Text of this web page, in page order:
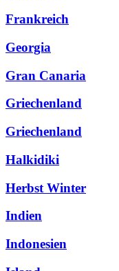
Frankreich
Georgia
Gran Canaria
Griechenland
Griechenland
Halkidiki
Herbst Winter
Indien
Indonesien